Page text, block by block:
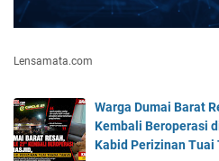
Lensamata.com
Warga Dumai Barat
Kembali Beroperasi
Kabid Perizinan Tuai